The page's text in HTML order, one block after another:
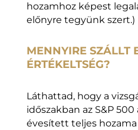
hozamhoz képest
előnyre tegyünk szert.)
MENNYIRE SZÁLLT
ÉRTÉKELTSÉG?
Láthattad, hogy a
időszakban az S&P
évesített teljes hozama